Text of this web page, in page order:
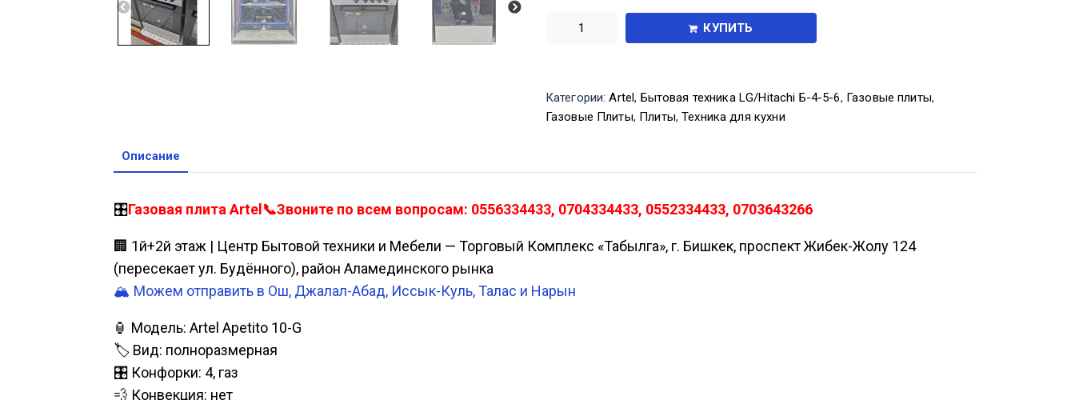
КУПИТЬ
Категории:Artel, Бытовая техника LG/Hitachi Б-4-5-6, Газовые плиты,
Газовые Плиты, Плиты,Техника для кухни
Описание
🎛️Газовая плита Artel📞Звоните по всем вопросам: 0556334433, 0704334433, 0552334433, 0703643266
🏢 1й+2й этаж | Центр Бытовой техники и Мебели — Торговый Комплекс «Табылга», г. Бишкек, проспект Жибек-Жолу 124
(пересекает ул. Будённого), район Аламединского рынка
🏔️ Можем отправить в Ош, Джалал-Абад, Иссык-Куль, Талас и Нарын
🏮 Модель: Artel Apetito 10-G
🏷️ Вид: полноразмерная
🎛️ Конфорки: 4, газ
💨 Конвекция: нет